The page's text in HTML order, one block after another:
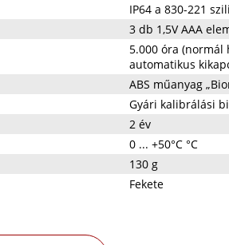
IP64 a 830-221
3 db 1,5V AAA
5.000 óra (normál
automatikus
ABS műanyag
Gyári kalibrálási
2 év
0 ... +50°C °C
130 g
Fekete